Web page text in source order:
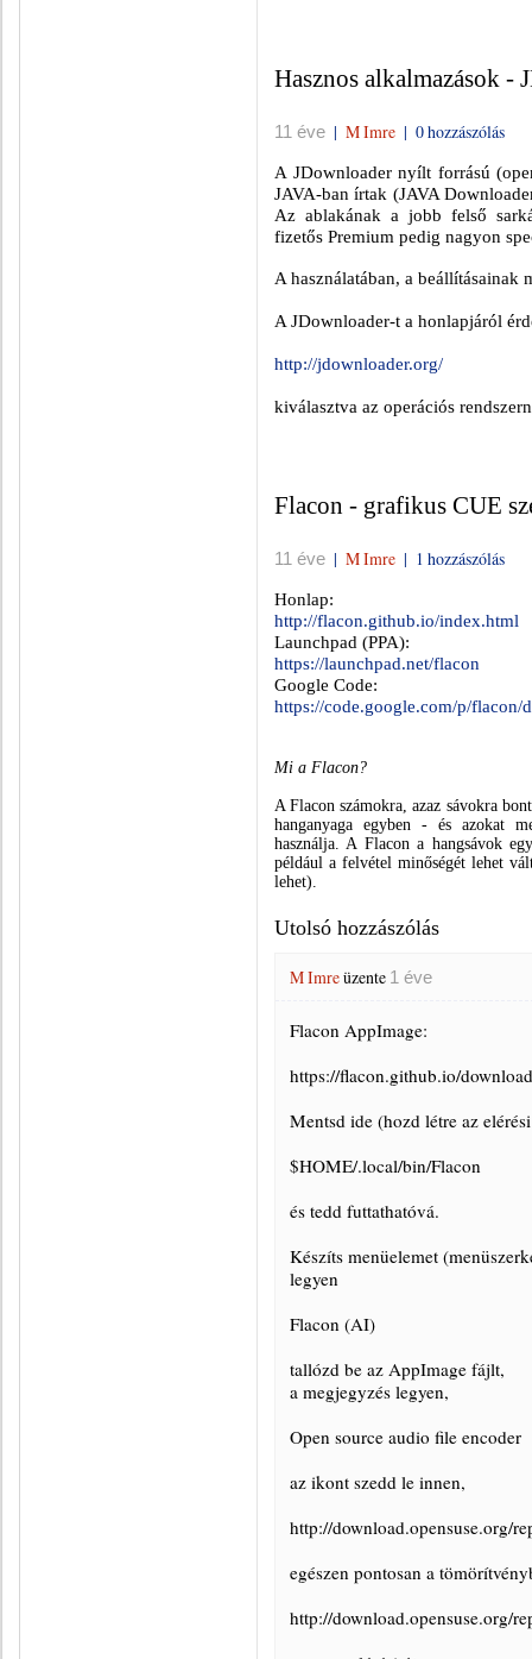
Hasznos alkalmazások -
11 éve | M Imre | 0 hozzászólás
A JDownloader nyílt forrású
JAVA-ban írtak (JAVA
Az ablakának a jobb felső
fizetős Premium pedig nagyon
A használatában, a beállításainak
A JDownloader-t a honlapjáról
http://jdownloader.org/
kiválasztva az operációs
Flacon - grafikus CUE
11 éve | M Imre | 1 hozzászólás
Honlap:
http://flacon.github.io/index.html
Launchpad (PPA):
https://launchpad.net/flacon
Google Code:
https://code.google.com/p/flacon/
Mi a Flacon?
A Flacon számokra, azaz sávokra
hanganyaga egyben - és azokat
használja. A Flacon a hangsávok
például a felvétel minőségét lehet
lehet).
Utolsó hozzászólás
M Imreüzente 1 éve
Flacon AppImage:
https://flacon.github.io/
Mentsd ide (hozd létre az
$HOME/.local/bin/Flacon
és tedd futtathatóvá.
Készíts menüelemet
legyen
Flacon (AI)
tallózd be az AppImage fájlt,
a megjegyzés legyen,
Open source audio file encoder
az ikont szedd le innen,
http://download.opensuse.org/
egészen pontosan a
http://download.opensuse.org/